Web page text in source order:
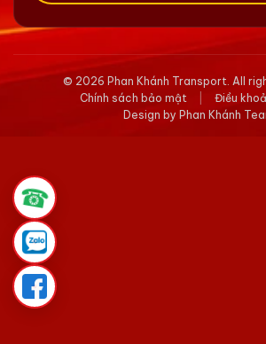
© 2026 Phan Khánh Transport. All
Chính sách bảo mật
Điều
Design by Phan Khánh
☎